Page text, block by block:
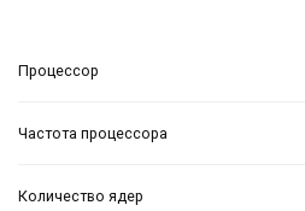
Процессор
Частота процессора
Количество ядер